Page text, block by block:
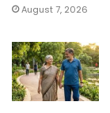
August 7, 2026